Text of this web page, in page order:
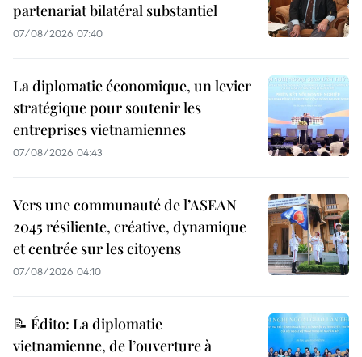
partenariat bilatéral substantiel
07/08/2026 07:40
La diplomatie économique, un levier
stratégique pour soutenir les
entreprises vietnamiennes
07/08/2026 04:43
Vers une communauté de l’ASEAN
2045 résiliente, créative, dynamique
et centrée sur les citoyens
07/08/2026 04:10
📝 Édito: La diplomatie
vietnamienne, de l’ouverture à